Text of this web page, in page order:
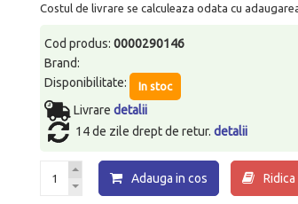
Costul de livrare se calculeaza odata cu
Cod produs:0000290146
Brand:
Disponibilitate:
In stoc
Livraredetalii
14 de zile drept de retur.detalii
Adauga in cos